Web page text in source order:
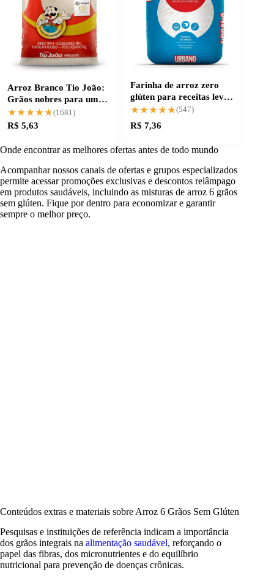
Arroz Branco Tio João:
Grãos nobres para um
cozimento perfeito
★★★★★
★★★★★ (1681)
R$ 5,63
Farinha de arroz zero
glúten para receitas leves
e saborosas
★★★★★
★★★★★(547)
R$ 7,36
Onde encontrar as melhores ofertas antes de todo mundo
Acompanhar nossos canais de ofertas e grupos especializados
permite acessar promoções exclusivas e descontos relâmpago
em produtos saudáveis, incluindo as misturas de arroz 6 grãos
sem glúten. Fique por dentro para economizar e garantir
sempre o melhor preço.
Conteúdos extras e materiais sobre Arroz 6 Grãos Sem Glúten
Pesquisas e instituições de referência indicam a importância
dos grãos integrais na alimentação saudável, reforçando o
papel das fibras, dos micronutrientes e do equilíbrio
nutricional para prevenção de doenças crônicas.